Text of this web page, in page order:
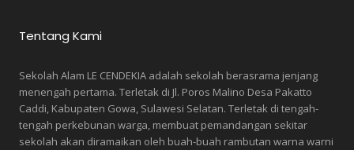
Tentang Kami
Sekolah Alam LE CENDEKIA adalah sekolah berasrama jenjang
menengah pertama. Terletak di Jl. Poros Malino Desa Pakatto
Caddi, Kabupaten Gowa, Sulawesi Selatan. Terletak di tengah-
tengah perkebunan warga, membuat pemandangan sekitar
sekolah akan diramaikan oleh buah-buah rambutan warna warni